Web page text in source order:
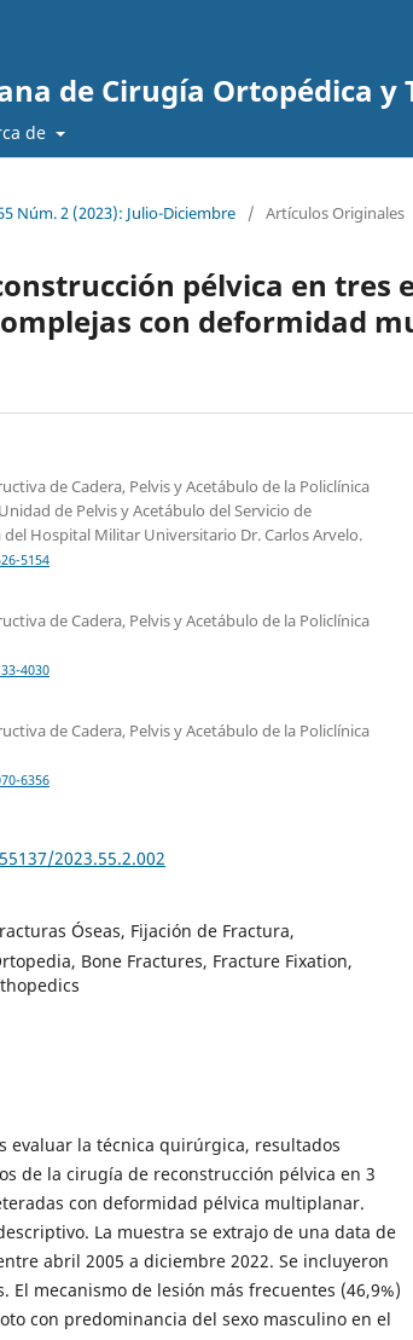
de Cirugía Ortopédica
de
Núm. 2 (2023): Julio-Diciembre / Artículos Originales
pélvica en tres
con deformidad
de Cadera, Pelvis y Acetábulo de la Policlínica
de Pelvis y Acetábulo del Servicio de
Hospital Militar Universitario Dr. Carlos Arvelo.
5154
de Cadera, Pelvis y Acetábulo de la Policlínica
4030
de Cadera, Pelvis y Acetábulo de la Policlínica
6356
2023.55.2.002
Óseas, Fijación de Fractura,
Bone Fractures, Fracture Fixation,
evaluar la técnica quirúrgica, resultados
de la cirugía de reconstrucción pélvica en 3
con deformidad pélvica multiplanar.
La muestra se extrajo de una data de
abril 2005 a diciembre 2022. Se incluyeron
El mecanismo de lesión más frecuentes (46,9%)
con predominancia del sexo masculino en el